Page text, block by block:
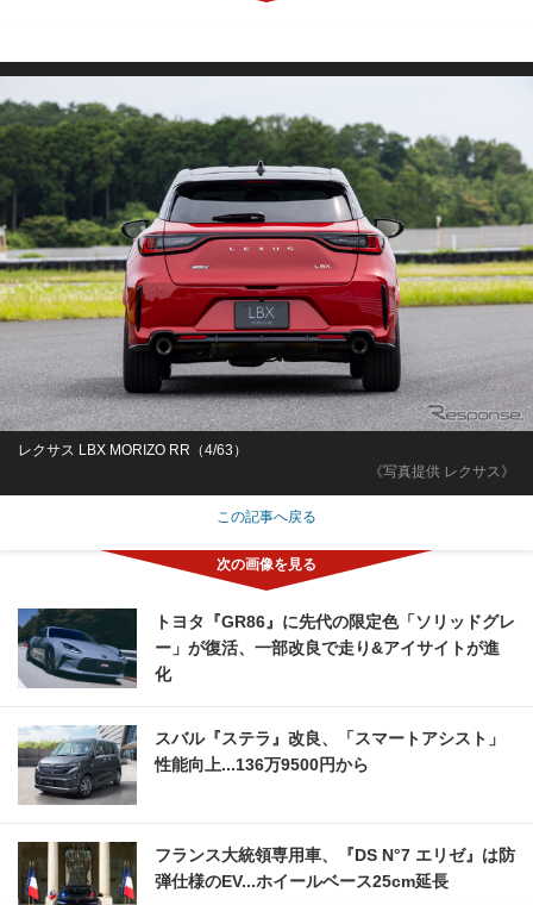
《写真提供 レクサス》
レクサス LBX MORIZO RR（4/63）
この記事へ戻る
トヨタ『GR86』に先代の限定色「ソリッドグレ
ー」が復活、一部改良で走り&アイサイトが進
化
スバル『ステラ』改良、「スマートアシスト」
性能向上...136万9500円から
フランス大統領専用車、『DS N°7 エリゼ』は防
弾仕様のEV...ホイールベース25cm延長